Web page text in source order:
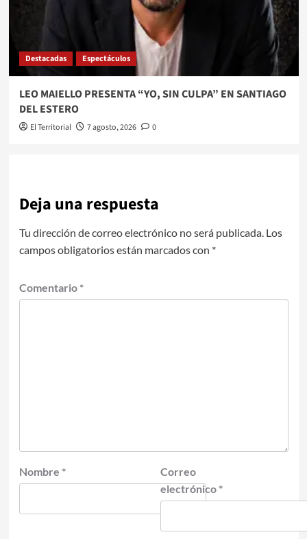
Destacadas Espectáculos
LEO MAIELLO PRESENTA “YO, SIN CULPA” EN SANTIAGO
DEL ESTERO
El Territorial 7 agosto, 2026 0
Deja una respuesta
Tu dirección de correo electrónico no será publicada. Los
campos obligatorios están marcados con *
Comentario *
Nombre *
Correo
electrónico *